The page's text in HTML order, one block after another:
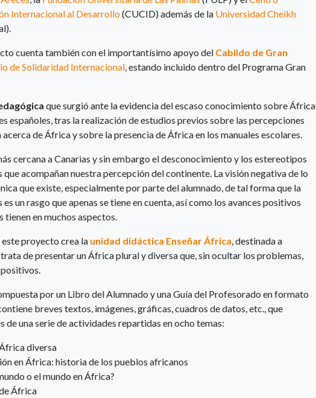
Internacional al Desarrollo(CUCID) además de la Universidad Cheikh
cuenta también con el importantísimo apoyo del Cabildo de Gran
de Solidaridad Internacional , estando incluido dentro del Programa Gran
que surgió ante la evidencia del escaso conocimiento sobre África
españoles, tras la realización de estudios previos sobre las percepciones
de África y sobre la presencia de África en los manuales escolares.
cercana a Canarias y sin embargo el desconocimiento y los estereotipos
que acompañan nuestra percepción del continente. La visión negativa de lo
que existe, especialmente por parte del alumnado, de tal forma que la
un rasgo que apenas se tiene en cuenta, así como los avances positivos
en muchos aspectos.
proyecto crea la unidad didáctica Enseñar África , destinada a
de presentar un África plural y diversa que, sin ocultar los problemas,
por un Libro del Alumnado y una Guía del Profesorado en formato
breves textos, imágenes, gráficas, cuadros de datos, etc., que
de una serie de actividades repartidas en ocho temas:
diversa
en África: historia de los pueblos africanos
o el mundo en África?
África